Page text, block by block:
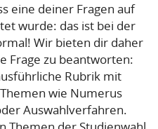
eine deiner Fragen auf
wurde: das ist bei der
Wir bieten dir daher
Frage zu beantworten:
Rubrik mit
wie Numerus
Auswahlverfahren.